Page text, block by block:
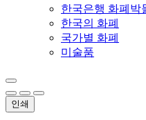
한국은행 화폐박
한국의 화폐
국가별 화폐
미술품
인쇄